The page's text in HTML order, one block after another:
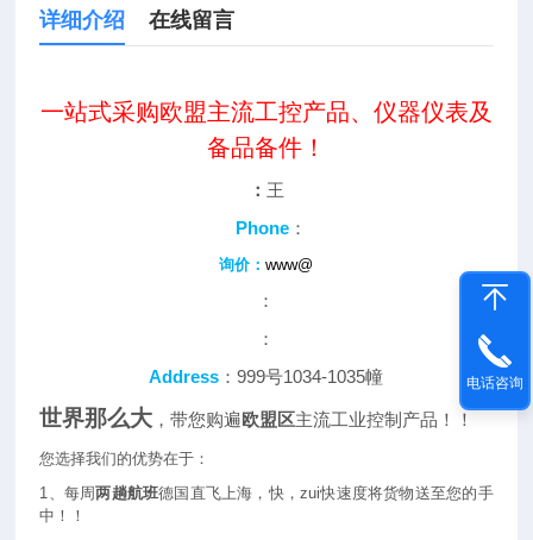
详细介绍 在线留言
一站式采购欧盟主流工控产品、仪器仪表及
备品备件！
： 王
Phone：
询价：www@
：
：
Address ：999号1034-1035幢
世界那么大 ，带您购遍欧盟区主流工业控制产品！！
您选择我们的优势在于：
1、每周两趟航班德国直飞上海，快，zui快速度将货物送至您的手
中！！
电话咨询